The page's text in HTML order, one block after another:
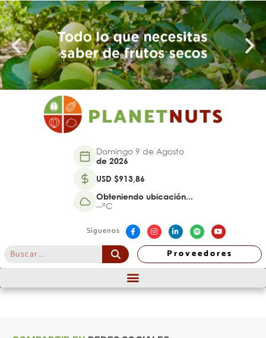
Domingo 9 de Agosto
de 2026
USD $913,86
Obteniendo ubicación...
--°C
Síguenos
Proveedores